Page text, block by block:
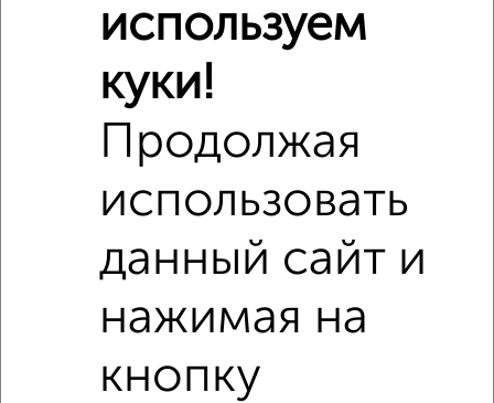
Сравнение средних цен
1‑комнатные квартиры с похожей площадью ±10%
3 720 000
4 300 000
3 330 000 ₽
Средняя цена район
Средняя цена по городу
используем
куки!
Продолжая
использовать
данный сайт и
нажимая на
кнопку